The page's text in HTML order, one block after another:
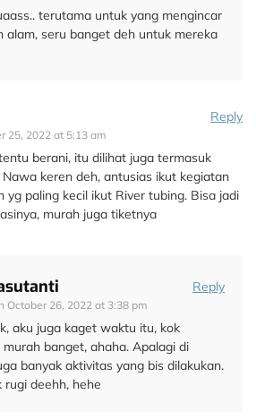
terutama untuk yang mengincar
alam, seru banget deh untuk mereka
25, 2022 at 5:13 am
Reply
berani, itu dilihat juga termasuk
Nawa keren deh, antusias ikut kegiatan
yg paling kecil ikut River tubing. Bisa jadi
murah juga tiketnya
October 26, 2022 at 3:38 pm
Reply
aku juga kaget waktu itu, kok
banget, ahaha. Apalagi di
banyak aktivitas yang bis dilakukan.
rugi deehh, hehe